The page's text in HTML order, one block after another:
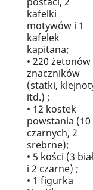
kafelki
motywów i 1
kafelek
kapitana;
• 220 żetonów
znaczników
(statki,
itd.) ;
• 12 kostek
powstania (10
czarnych, 2
srebrne);
• 5 kości (3
i 2 czarne) ;
• 1 figurka